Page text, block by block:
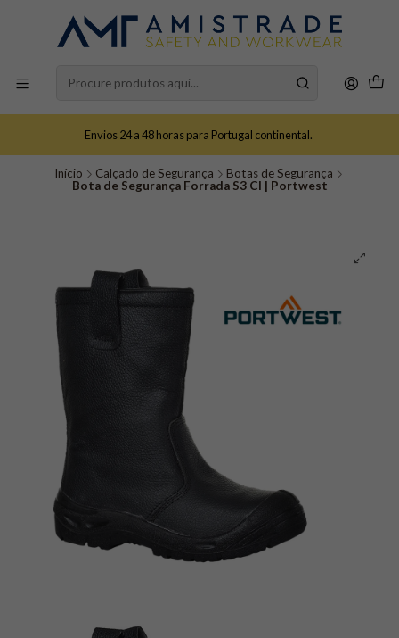
Envios 24 a 48 horas para Portugal continental.
Início Calçado de Segurança
Botas de Segurança
Bota de Segurança Forrada S3 CI | Portwest